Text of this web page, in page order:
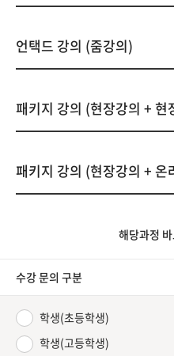
언택드 강의 (줌강의)
패키지 강의 (현장강의 + 현
패키지 강의 (현장강의 + 온
해당과정
수강 문의 구분
학생(초등학생)
학생(고등학생)